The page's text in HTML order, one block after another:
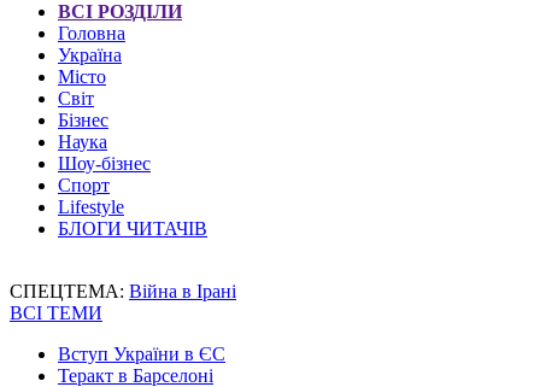
ВСІ РОЗДІЛИ
Головна
Україна
Місто
Світ
Бізнес
Наука
Шоу-бізнес
Спорт
Lifestyle
БЛОГИ ЧИТАЧІВ
СПЕЦТЕМА: Війна в Ірані
ВСІ ТЕМИ
Вступ України в ЄС
Теракт в Барселоні